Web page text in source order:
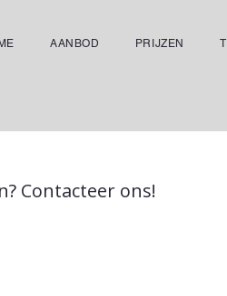
AANBOD PRIJZEN
Contacteer ons!